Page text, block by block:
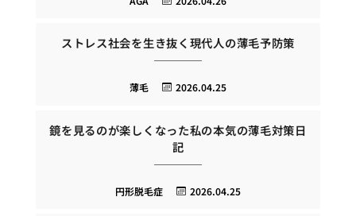
ストレス社会を生き抜く現代人の薄毛予防策
2026.04.25
薄毛
鏡を見るのが楽しくなった私の本気の薄毛対策日
記
2026.04.25
円形脱毛症